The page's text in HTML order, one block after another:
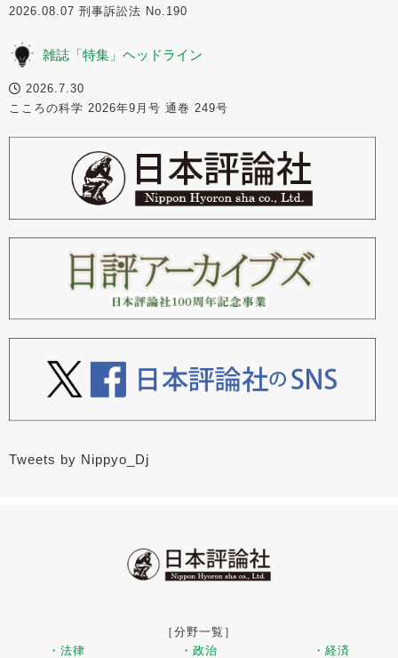
2026.08.07 刑事訴訟法 No.190
雑誌「特集」ヘッドライン
2026.7.30
こころの科学 2026年9月号 通巻 249号
Tweets by Nippyo_Dj
［分野一覧］
・法律
・政治
・経済